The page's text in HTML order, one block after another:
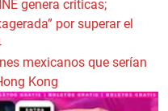
genera críticas;
por superar el
mexicanos que serían
Kong